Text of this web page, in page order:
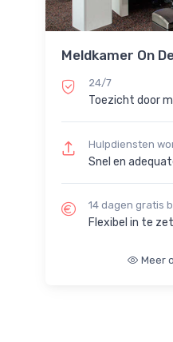
Meldkamer On
24/7
Toezicht door
Hulpdiensten
Snel en
14 dagen gratis
Flexibel in te
Meer